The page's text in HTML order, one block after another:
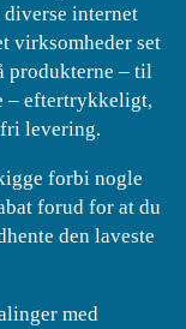
diverse internet
virksomheder set
produkterne – til
– eftertrykkeligt,
levering.
forbi nogle
forud for at du
den laveste
med